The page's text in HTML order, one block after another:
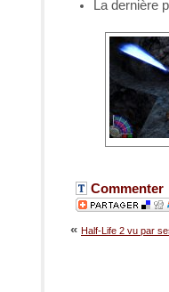
La dernière
Commenter
« Half-Life 2 vu par